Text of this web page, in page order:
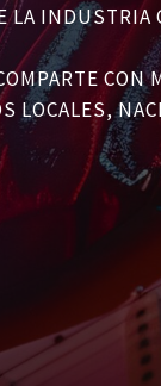
LA INDUSTRIA
CON
LOCALES,